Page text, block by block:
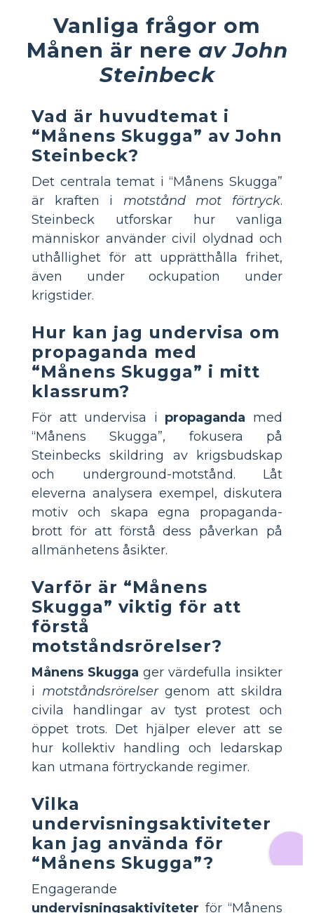
Vanliga frågor om
Månen är nere av John
Steinbeck
Vad är huvudtemat i
“Månens Skugga” av John
Steinbeck?
Det centrala temat i “Månens Skugga”
är kraften i motstånd mot förtryck.
Steinbeck utforskar hur vanliga
människor använder civil olydnad och
uthållighet för att upprätthålla frihet,
även under ockupation under
krigstider.
Hur kan jag undervisa om
propaganda med
“Månens Skugga” i mitt
klassrum?
För att undervisa i propaganda med
“Månens Skugga”, fokusera på
Steinbecks skildring av krigsbudskap
och underground-motstånd. Låt
eleverna analysera exempel, diskutera
motiv och skapa egna propaganda-
brott för att förstå dess påverkan på
allmänhetens åsikter.
Varför är “Månens
Skugga” viktig för att
förstå
motståndsrörelser?
Månens Skugga ger värdefulla insikter
i motståndsrörelsergenom att skildra
civila handlingar av tyst protest och
öppet trots. Det hjälper elever att se
hur kollektiv handling och ledarskap
kan utmana förtryckande regimer.
Vilka
undervisningsaktiviteter
kan jag använda för
“Månens Skugga”?
Engagerande
undervisningsaktiviteter för “Månens